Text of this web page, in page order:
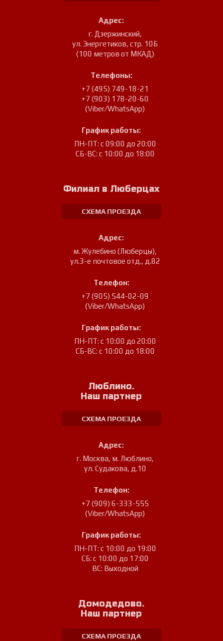
Адрес:
г. Дзержинский,
ул. Энергетиков, стр. 10Б
(100 метров от МКАД)
Телефоны:
+7 (495) 749-18-21
+7 (903) 178-20-60
(Viber/WhatsApp)
График работы:
ПН-ПТ: с 09:00 до 20:00
СБ-ВС: с 10:00 до 18:00
Филиал в Люберцах
СХЕМА ПРОЕЗДА
Адрес:
м. Жулебино (Люберцы),
ул.3-е почтовое отд., д.82
Телефон:
+7 (905) 544-02-09
(Viber/WhatsApp)
График работы:
ПН-ПТ: с 10:00 до 20:00
СБ-ВС: с 10:00 до 18:00
Люблино.
Наш партнер
СХЕМА ПРОЕЗДА
Адрес:
г. Москва, м. Люблино,
ул. Судакова, д.10
Телефон:
+7 (909) 6-333-555
(Viber/WhatsApp)
График работы:
ПН-ПТ: с 10:00 до 19:00
СБ: с 10:00 до 17:00
ВС: Выходной
Домодедово.
Наш партнер
СХЕМА ПРОЕЗДА